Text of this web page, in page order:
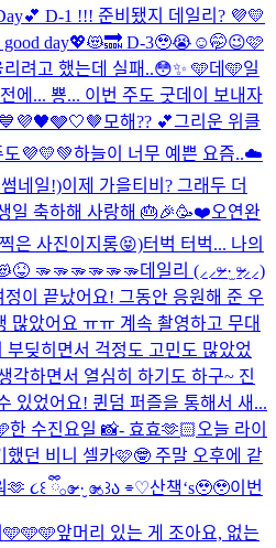
D-1 !!! 준비됐지 데일리? 💜💛
good day💖😻🔜 D-3🥹😭☺️🤭😉🩷
려고 했는데 실패..😳✨ 🩵데🩵일
에... 뿅... 이번 주도 굿데이 보내자
모해?? 💕그리운 위클
도💜💛💚하늘이 너무 예쁜 요즘..☁️
네일!)이제 가을티비? 그래두 더
일 축하해 사랑해 🎂🎉🥳❤️오연완
은 사진이지롱😝)터벅 터벅... 나의
🫳🫳🫳🫳🫳🫳데일리 (⸝⸝ᵒ̴̶̷ ·̫ ᵒ̴̶̷⸝⸝)
이 끝났어요! 그동안 응원해 준 우
많았어요 ㅠㅠ 계속 촬영하고 무대
딪히면서 걱정도 고민도 많았었
각하면서 열심히 하기도 하구~ 진
있었어요! 퀸덤 퍼즐을 통해서 새...
한 수진요일 📸- 효효🫶🏻 오늘 라이
했던 비니 셀카🩷🤓 주말 오후에 같
૮꒰ ྀི𓂂ɞ̴̶̷ ·̮ ɞ̴̶̷𓂂꒱ა ⌯♡산책‘s🥹🥹이번
🩵🩵🩵앞머리 있는 게 조아요, 없는